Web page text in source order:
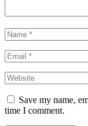
Save my name,
time I comment.